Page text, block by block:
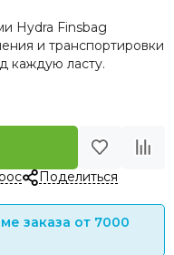
Hydra Finsbag
и транспортировки
каждую ласту.
Поделиться
заказа от 7000